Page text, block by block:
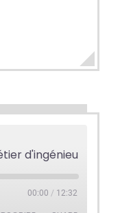
00:00 / 12:32